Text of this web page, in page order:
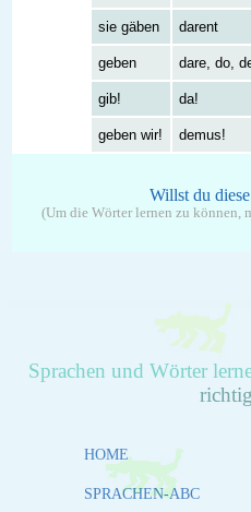
sie gäben darent
geben dare, do,
gib! da!
geben wir! demus!
Willst du
(Um die Wörter lernen zu können,
Sprachen und Wörter
HOME
SPRACHEN-ABC